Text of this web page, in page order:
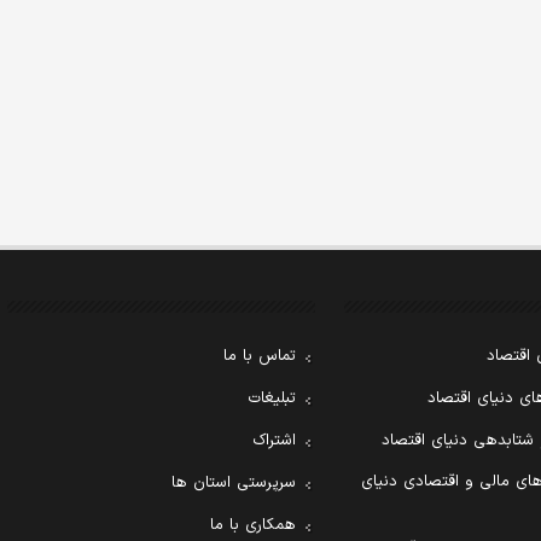
اقتصاد
دنیای اقتصاد
شتابدهی دنیای اقتصاد
مالی و اقتصادی دنیای
تماس با ما
تبلیغات
اشتراک
سرپرستی استان ها
همکاری با ما